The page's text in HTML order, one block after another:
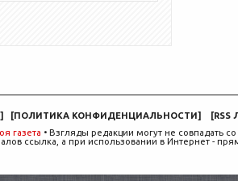
] [ПОЛИТИКА КОНФИДЕНЦИАЛЬНОСТИ ] [RSS
газета • Взгляды редакции могут не совпадать
ссылка, а при использовании в Интернет -